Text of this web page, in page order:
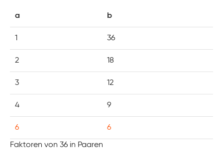
a b
1 36
2 18
3 12
4 9
6 6
Faktoren von 36 in Paaren